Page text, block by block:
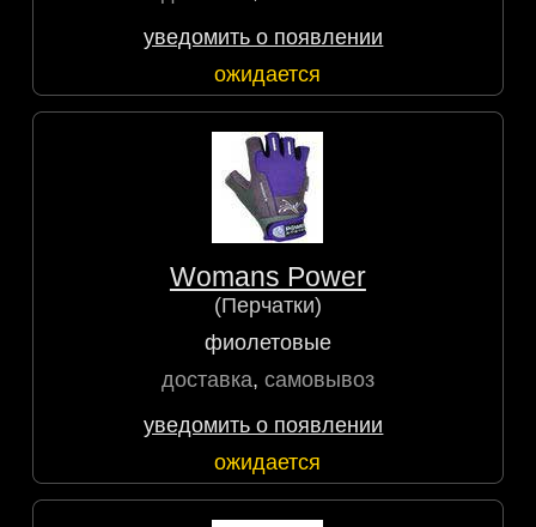
уведомить о появлении
ожидается
Womans Power
(Перчатки)
фиолетовые
доставка, самовывоз
уведомить о появлении
ожидается